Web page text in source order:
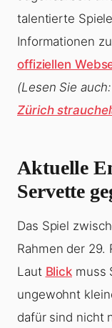
talentierte
Informationen
offiziellen
(Lesen Sie
Zürich
Aktuelle
Servette
Das Spiel
Rahmen der 29.
Laut Blick muss
ungewohnt
dafür sind nicht